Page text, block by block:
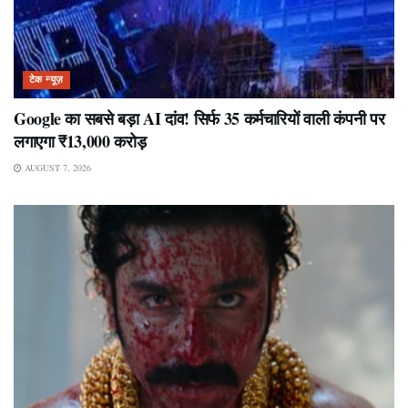
टेक न्यूज़
Google का सबसे बड़ा AI दांव! सिर्फ 35 कर्मचारियों वाली कंपनी पर
लगाएगा ₹13,000 करोड़
AUGUST 7, 2026